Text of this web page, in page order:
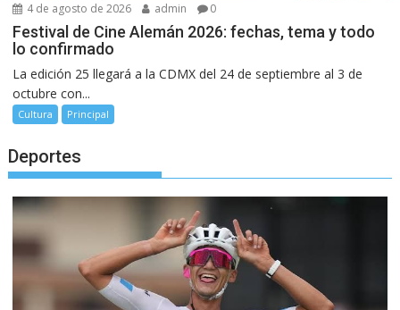
4 de agosto de 2026 admin 0
Festival de Cine Alemán 2026: fechas, tema y todo
lo confirmado
La edición 25 llegará a la CDMX del 24 de septiembre al 3 de
octubre con...
Cultura Principal
Deportes